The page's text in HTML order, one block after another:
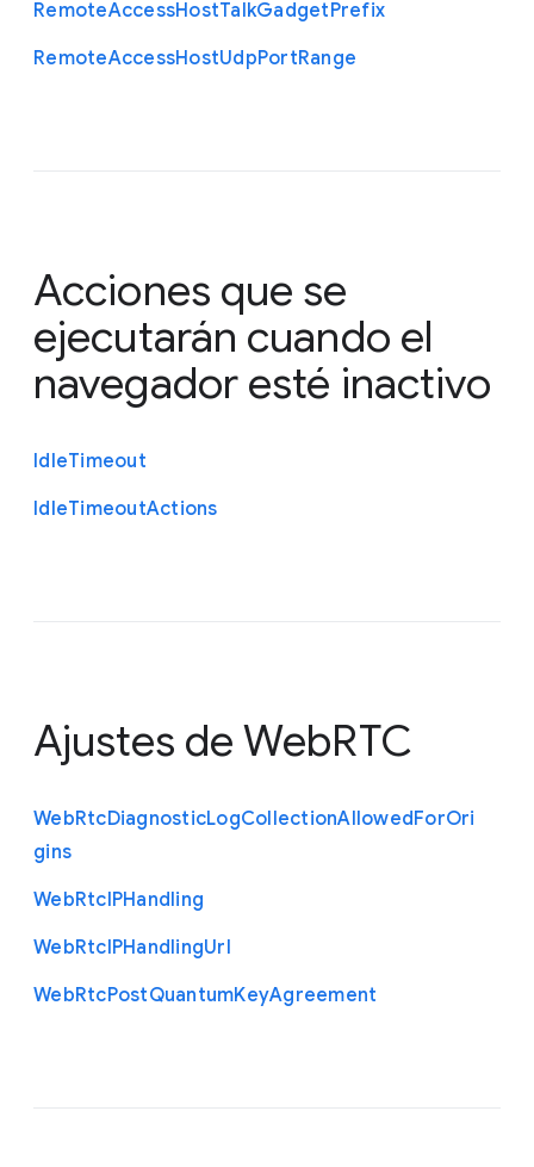
RemoteAccessHostTalkGadgetPrefix
RemoteAccessHostUdpPortRange
Acciones que se
ejecutarán cuando el
navegador esté inactivo
IdleTimeout
IdleTimeoutActions
Ajustes de WebRTC
WebRtcDiagnosticLogCollectionAllowedForOri
gins
WebRtcIPHandling
WebRtcIPHandlingUrl
WebRtcPostQuantumKeyAgreement